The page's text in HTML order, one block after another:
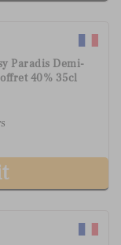
Paradis Demi-
40% 35cl